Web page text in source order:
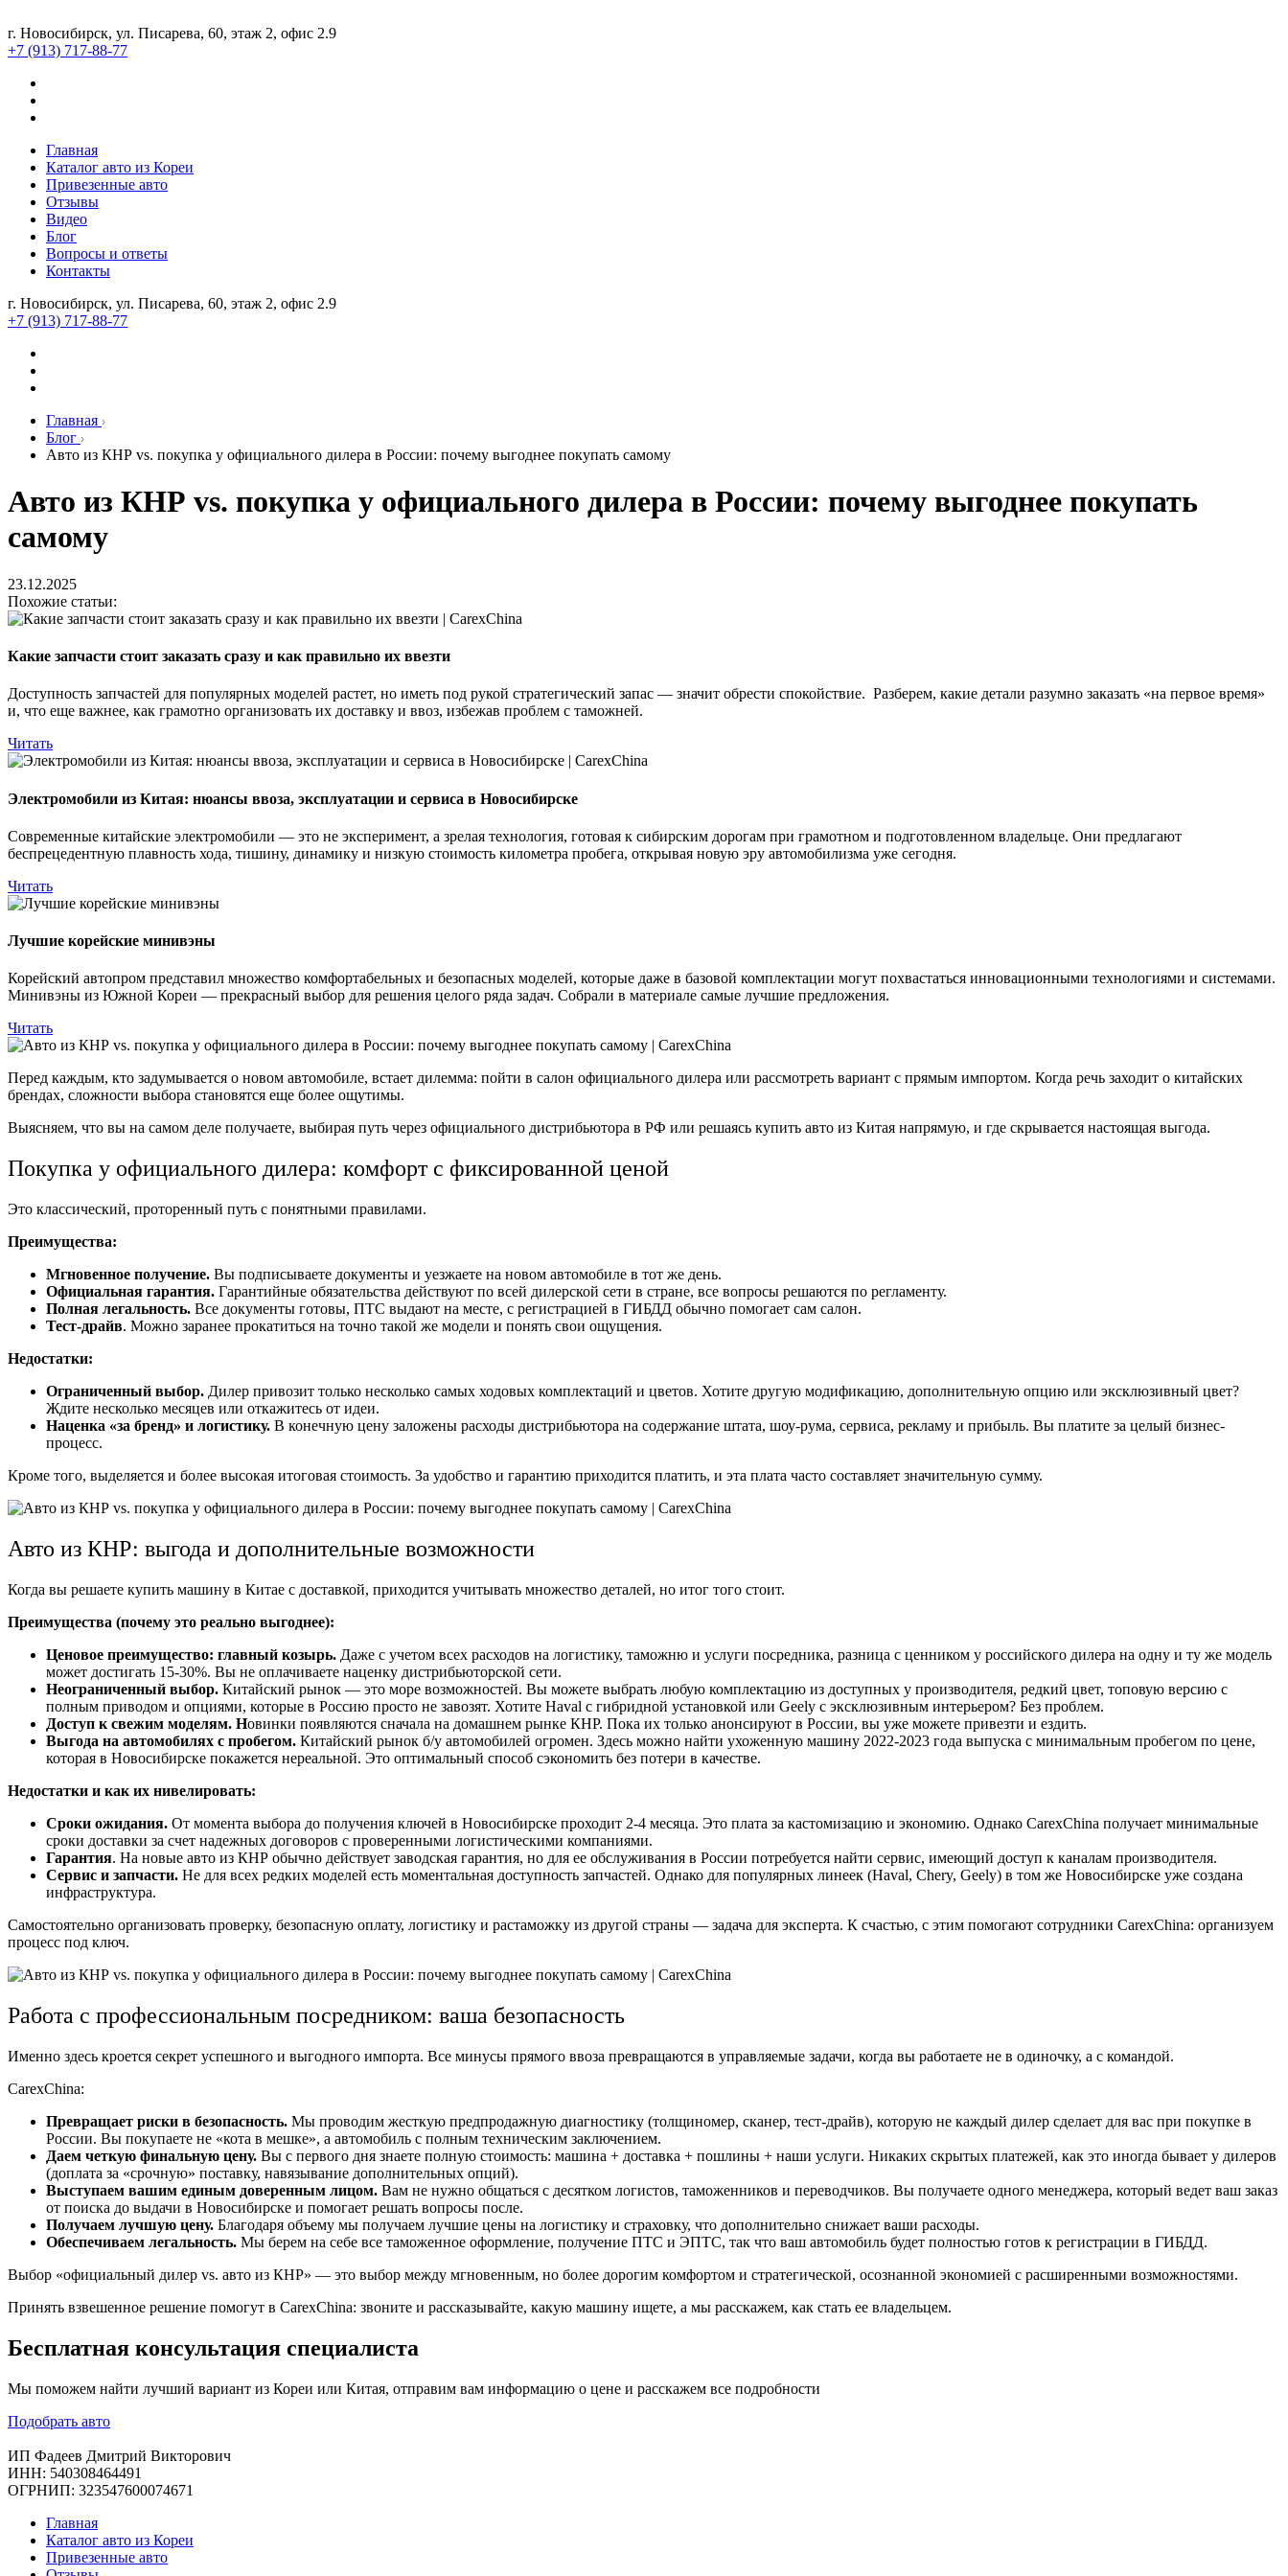
г. Новосибирск, ул. Писарева, 60, этаж 2, офис 2.9
+7 (913) 717-88-77
Главная
Каталог авто из Кореи
Привезенные авто
Отзывы
Видео
Блог
Вопросы и ответы
Контакты
г. Новосибирск, ул. Писарева, 60, этаж 2, офис 2.9
+7 (913) 717-88-77
Главная
Блог
Авто из КНР vs. покупка у официального дилера в России: почему выгоднее покупать самому
Авто из КНР vs. покупка у официального дилера в России: почему выгоднее покупать
самому
23.12.2025
Похожие статьи:
Какие запчасти стоит заказать сразу и как правильно их ввезти
Доступность запчастей для популярных моделей растет, но иметь под рукой стратегический запас — значит обрести спокойствие. Разберем, какие детали разумно заказать «на первое время»
и, что еще важнее, как грамотно организовать их доставку и ввоз, избежав проблем с таможней.
Читать
Электромобили из Китая: нюансы ввоза, эксплуатации и сервиса в Новосибирске
Современные китайские электромобили — это не эксперимент, а зрелая технология, готовая к сибирским дорогам при грамотном и подготовленном владельце. Они предлагают
беспрецедентную плавность хода, тишину, динамику и низкую стоимость километра пробега, открывая новую эру автомобилизма уже сегодня.
Читать
Лучшие корейские минивэны
Корейский автопром представил множество комфортабельных и безопасных моделей, которые даже в базовой комплектации могут похвастаться инновационными технологиями и системами.
Минивэны из Южной Кореи — прекрасный выбор для решения целого ряда задач. Собрали в материале самые лучшие предложения.
Читать
Перед каждым, кто задумывается о новом автомобиле, встает дилемма: пойти в салон официального дилера или рассмотреть вариант с прямым импортом. Когда речь заходит о китайских
брендах, сложности выбора становятся еще более ощутимы.
Выясняем, что вы на самом деле получаете, выбирая путь через официального дистрибьютора в РФ или решаясь купить авто из Китая напрямую, и где скрывается настоящая выгода.
Покупка у официального дилера: комфорт с фиксированной ценой
Это классический, проторенный путь с понятными правилами.
Преимущества:
Мгновенное получение. Вы подписываете документы и уезжаете на новом автомобиле в тот же день.
Официальная гарантия. Гарантийные обязательства действуют по всей дилерской сети в стране, все вопросы решаются по регламенту.
Полная легальность. Все документы готовы, ПТС выдают на месте, с регистрацией в ГИБДД обычно помогает сам салон.
Тест-драйв. Можно заранее прокатиться на точно такой же модели и понять свои ощущения.
Недостатки:
Ограниченный выбор. Дилер привозит только несколько самых ходовых комплектаций и цветов. Хотите другую модификацию, дополнительную опцию или эксклюзивный цвет?
Ждите несколько месяцев или откажитесь от идеи.
Наценка «за бренд» и логистику. В конечную цену заложены расходы дистрибьютора на содержание штата, шоу-рума, сервиса, рекламу и прибыль. Вы платите за целый бизнес-
процесс.
Кроме того, выделяется и более высокая итоговая стоимость. За удобство и гарантию приходится платить, и эта плата часто составляет значительную сумму.
Авто из КНР: выгода и дополнительные возможности
Когда вы решаете купить машину в Китае с доставкой, приходится учитывать множество деталей, но итог того стоит.
Преимущества (почему это реально выгоднее):
Ценовое преимущество: главный козырь. Даже с учетом всех расходов на логистику, таможню и услуги посредника, разница с ценником у российского дилера на одну и ту же модель
может достигать 15-30%. Вы не оплачиваете наценку дистрибьюторской сети.
Неограниченный выбор. Китайский рынок — это море возможностей. Вы можете выбрать любую комплектацию из доступных у производителя, редкий цвет, топовую версию с
полным приводом и опциями, которые в Россию просто не завозят. Хотите Haval с гибридной установкой или Geely с эксклюзивным интерьером? Без проблем.
Доступ к свежим моделям. Новинки появляются сначала на домашнем рынке КНР. Пока их только анонсируют в России, вы уже можете привезти и ездить.
Выгода на автомобилях с пробегом. Китайский рынок б/у автомобилей огромен. Здесь можно найти ухоженную машину 2022-2023 года выпуска с минимальным пробегом по цене,
которая в Новосибирске покажется нереальной. Это оптимальный способ сэкономить без потери в качестве.
Недостатки и как их нивелировать:
Сроки ожидания. От момента выбора до получения ключей в Новосибирске проходит 2-4 месяца. Это плата за кастомизацию и экономию. Однако CarexChina получает минимальные
сроки доставки за счет надежных договоров с проверенными логистическими компаниями.
Гарантия. На новые авто из КНР обычно действует заводская гарантия, но для ее обслуживания в России потребуется найти сервис, имеющий доступ к каналам производителя.
Сервис и запчасти. Не для всех редких моделей есть моментальная доступность запчастей. Однако для популярных линеек (Haval, Chery, Geely) в том же Новосибирске уже создана
инфраструктура.
Самостоятельно организовать проверку, безопасную оплату, логистику и растаможку из другой страны — задача для эксперта. К счастью, с этим помогают сотрудники CarexChina: организуем
процесс под ключ.
Работа с профессиональным посредником: ваша безопасность
Именно здесь кроется секрет успешного и выгодного импорта. Все минусы прямого ввоза превращаются в управляемые задачи, когда вы работаете не в одиночку, а с командой.
CarexChina:
Превращает риски в безопасность. Мы проводим жесткую предпродажную диагностику (толщиномер, сканер, тест-драйв), которую не каждый дилер сделает для вас при покупке в
России. Вы покупаете не «кота в мешке», а автомобиль с полным техническим заключением.
Даем четкую финальную цену. Вы с первого дня знаете полную стоимость: машина + доставка + пошлины + наши услуги. Никаких скрытых платежей, как это иногда бывает у дилеров
(доплата за «срочную» поставку, навязывание дополнительных опций).
Выступаем вашим единым доверенным лицом. Вам не нужно общаться с десятком логистов, таможенников и переводчиков. Вы получаете одного менеджера, который ведет ваш заказ
от поиска до выдачи в Новосибирске и помогает решать вопросы после.
Получаем лучшую цену. Благодаря объему мы получаем лучшие цены на логистику и страховку, что дополнительно снижает ваши расходы.
Обеспечиваем легальность. Мы берем на себе все таможенное оформление, получение ПТС и ЭПТС, так что ваш автомобиль будет полностью готов к регистрации в ГИБДД.
Выбор «официальный дилер vs. авто из КНР» — это выбор между мгновенным, но более дорогим комфортом и стратегической, осознанной экономией с расширенными возможностями.
Принять взвешенное решение помогут в CarexChina: звоните и рассказывайте, какую машину ищете, а мы расскажем, как стать ее владельцем.
Бесплатная консультация специалиста
Мы поможем найти лучший вариант из Кореи или Китая, отправим вам информацию о цене и расскажем все подробности
Подобрать авто
ИП Фадеев Дмитрий Викторович
ИНН: 540308464491
ОГРНИП: 323547600074671
Главная
Каталог авто из Кореи
Привезенные авто